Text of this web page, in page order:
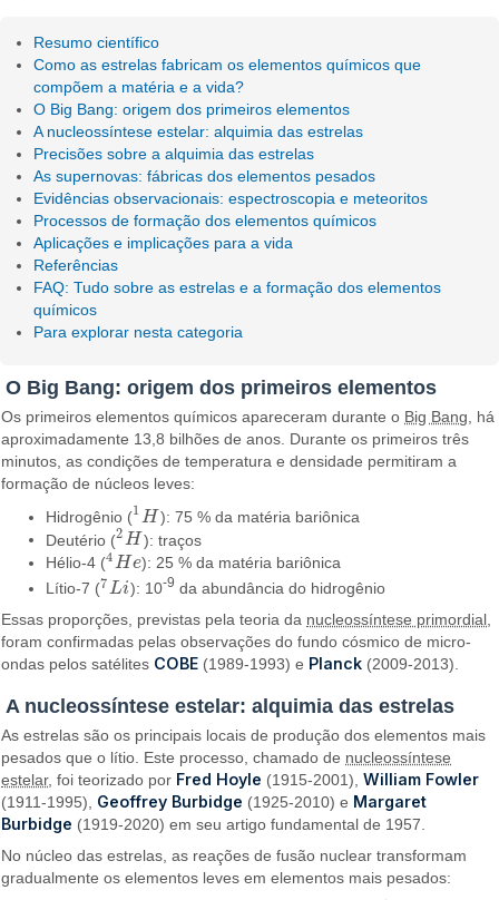
Resumo científico
Como as estrelas fabricam os elementos químicos que
compõem a matéria e a vida?
O Big Bang: origem dos primeiros elementos
A nucleossíntese estelar: alquimia das estrelas
Precisões sobre a alquimia das estrelas
As supernovas: fábricas dos elementos pesados
Evidências observacionais: espectroscopia e meteoritos
Processos de formação dos elementos químicos
Aplicações e implicações para a vida
Referências
FAQ: Tudo sobre as estrelas e a formação dos elementos
químicos
Para explorar nesta categoria
O Big Bang: origem dos primeiros elementos
Os primeiros elementos químicos apareceram durante o Big Bang, há
aproximadamente 13,8 bilhões de anos. Durante os primeiros três
minutos, as condições de temperatura e densidade permitiram a
formação de núcleos leves:
Hidrogênio (1H
1H ): 75 % da matéria bariônica
Deutério (2H
2H ): traços
Hélio-4 (4He
4He ): 25 % da matéria bariônica
Lítio-7 (7Li
7Li ): 10-9 da abundância do hidrogênio
Essas proporções, previstas pela teoria da nucleossíntese primordial,
foram confirmadas pelas observações do fundo cósmico de micro-
ondas pelos satélites COBE (1989-1993) e Planck (2009-2013).
A nucleossíntese estelar: alquimia das estrelas
As estrelas são os principais locais de produção dos elementos mais
pesados que o lítio. Este processo, chamado de nucleossíntese
estelar, foi teorizado por Fred Hoyle (1915-2001),William Fowler
(1911-1995), Geoffrey Burbidge (1925-2010) e Margaret
Burbidge (1919-2020) em seu artigo fundamental de 1957.
No núcleo das estrelas, as reações de fusão nuclear transformam
gradualmente os elementos leves em elementos mais pesados: